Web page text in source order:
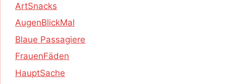
ArtSnacks
AugenBlickMal
Blaue Passagiere
FrauenFäden
HauptSache